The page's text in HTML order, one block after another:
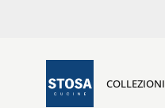
COLLEZIONI